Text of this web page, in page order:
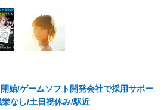
始/ゲームソフト開発会社で採用サポー
業なし/土日祝休み/駅近